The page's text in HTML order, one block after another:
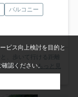
バルコニー
、歩いて行ける距離
所独立など...もっと見
ビス向上検討を目的と
確認ください。